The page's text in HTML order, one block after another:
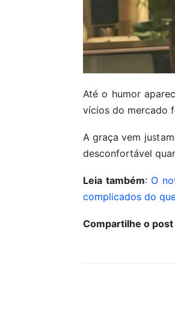
Até o humor
vícios do mercado
A graça vem
desconfortável
Leia também: O
complicados do
Compartilhe o